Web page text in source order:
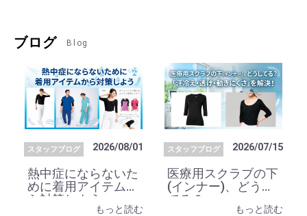
ブログ Blog
スタッフブログ 2026/08/01
熱中症にならないた
めに着用アイテムか
ら対策しよう
もっと読む
スタッフブログ 2026/07/15
医療用スクラブの下
(インナー)、どうし
てる？
もっと読む